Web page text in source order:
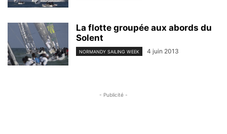
La flotte groupée aux abords du
Solent
NORMANDY SAILING WEEK 4 juin 2013
- Publicité -